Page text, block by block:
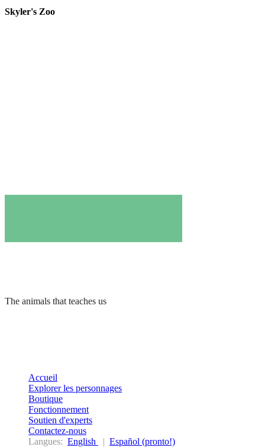
Skyler's Zoo
The animals that teaches us
Accueil
Explorer les personnages
Boutique
Fonctionnement
Soutien d'experts
Contactez-nous
Langues: English | Español (pronto!)